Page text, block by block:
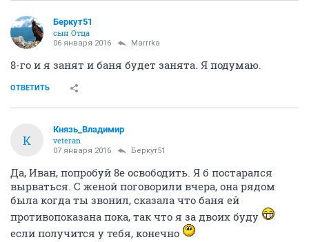
Беркут51
сын Отца
06 января 2016 Marrrka
8-го и я занят и баня будет занята. Я подумаю.
ОТВЕТИТЬ
К
Князь_Владимир
veteran
07 января 2016 Беркут51
Да, Иван, попробуй 8е освободить. Я б постарался
вырваться. С женой поговорили вчера, она рядом
была когда ты звонил, сказала что баня ей
противопоказана пока, так что я за двоих буду
если получится у тебя, конечно